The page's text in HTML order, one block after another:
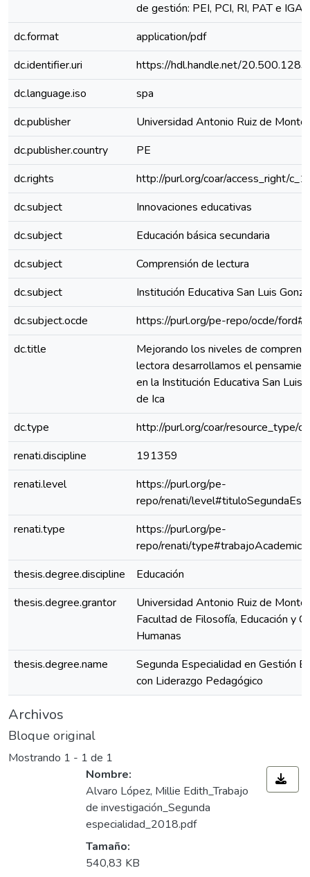
de gestión: PEI, PCI, RI, PAT e IGA.
dc.format
application/pdf
dc.identifier.uri
https://hdl.handle.net/
dc.language.iso
spa
dc.publisher
Universidad Antonio Ruiz de
dc.publisher.country
PE
dc.rights
http://purl.org/coar/access_right/
dc.subject
Innovaciones educativas
dc.subject
Educación básica secundaria
dc.subject
Comprensión de lectura
dc.subject
Institución Educativa San Luis
dc.subject.ocde
https://purl.org/pe-repo/ocde/
dc.title
Mejorando los niveles de
lectora desarrollamos el
en la Institución Educativa San Luis
de Ica
dc.type
http://purl.org/coar/resource_type/
renati.discipline
191359
renati.level
https://purl.org/pe-
repo/renati/
renati.type
https://purl.org/pe-
repo/renati/type#trabajoAcademico
thesis.degree.discipline
Educación
thesis.degree.grantor
Universidad Antonio Ruiz de
Facultad de Filosofía, Educación y
Humanas
thesis.degree.name
Segunda Especialidad en Gestión
con Liderazgo Pedagógico
Archivos
Bloque original
Mostrando 1 - 1 de 1
Nombre:
Alvaro López, Millie Edith_Trabajo
de investigación_Segunda
especialidad_2018.pdf
Tamaño:
540,83 KB